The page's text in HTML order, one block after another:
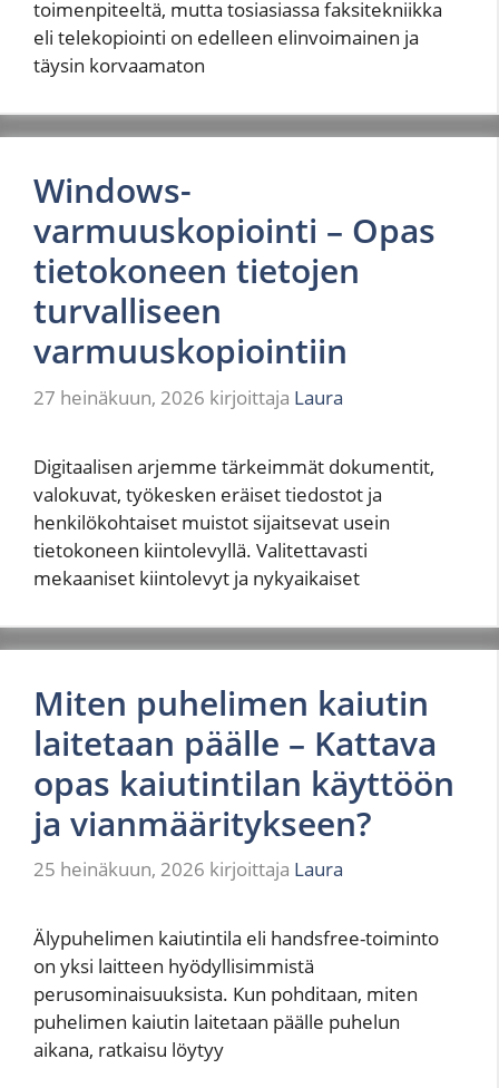
toimenpiteeltä, mutta tosiasiassa faksitekniikka
eli telekopiointi on edelleen elinvoimainen ja
täysin korvaamaton
Windows-
varmuuskopiointi – Opas
tietokoneen tietojen
turvalliseen
varmuuskopiointiin
27 heinäkuun, 2026 kirjoittaja Laura
Digitaalisen arjemme tärkeimmät dokumentit,
valokuvat, työkesken eräiset tiedostot ja
henkilökohtaiset muistot sijaitsevat usein
tietokoneen kiintolevyllä. Valitettavasti
mekaaniset kiintolevyt ja nykyaikaiset
Miten puhelimen kaiutin
laitetaan päälle – Kattava
opas kaiutintilan käyttöön
ja vianmääritykseen?
25 heinäkuun, 2026 kirjoittaja Laura
Älypuhelimen kaiutintila eli handsfree-toiminto
on yksi laitteen hyödyllisimmistä
perusominaisuuksista. Kun pohditaan, miten
puhelimen kaiutin laitetaan päälle puhelun
aikana, ratkaisu löytyy